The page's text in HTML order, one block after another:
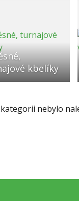
kbelíky
nebylo